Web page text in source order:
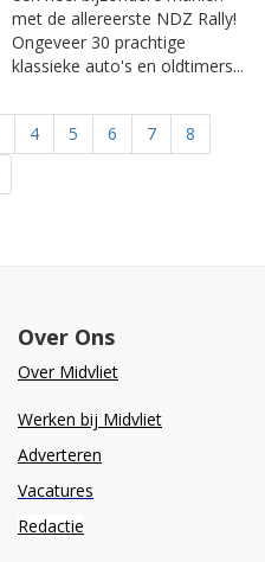
met de allereerste NDZ Rally!
Ongeveer 30 prachtige
klassieke auto's en oldtimers...
4 5 6 7
8
Over Ons
Over Midvliet
Werken bij Midvliet
Adverteren
Vacatures
Redactie